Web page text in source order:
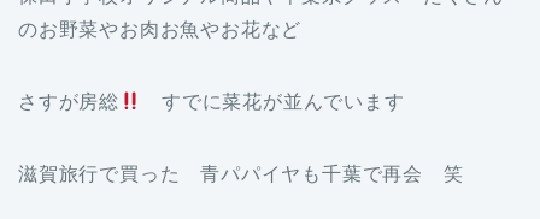
のお野菜やお肉お魚やお花など
さすが房総 すでに菜花が並んでいます
滋賀旅行で買った 青パパイヤも千葉で再会 笑